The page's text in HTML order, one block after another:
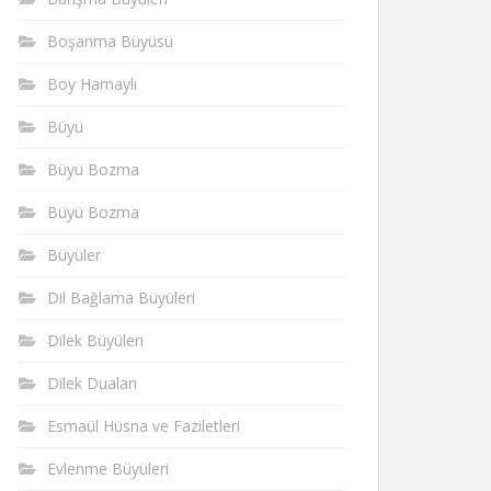
Boşanma Büyüsü
Boy Hamaylı
Büyü
Büyü Bozma
Büyü Bozma
Büyüler
Dil Bağlama Büyüleri
Dilek Büyüleri
Dilek Duaları
Esmaül Hüsna ve Faziletleri
Evlenme Büyüleri